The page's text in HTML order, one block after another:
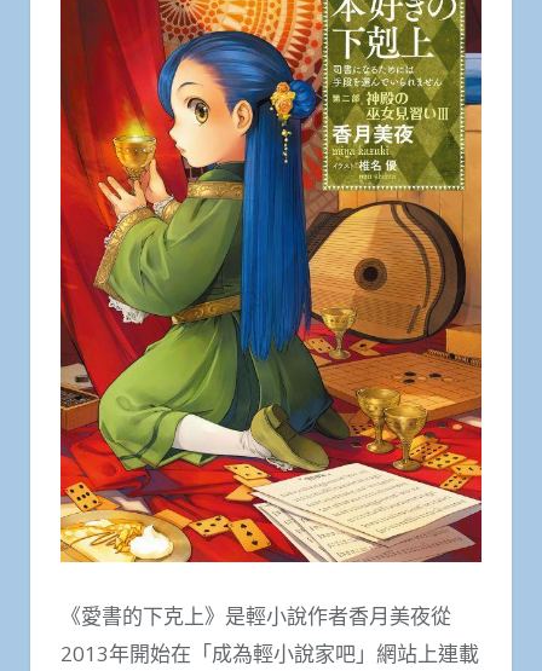
《愛書的下克上》是輕小說作者香月美夜從
2013年開始在「成為輕小說家吧」網站上連載